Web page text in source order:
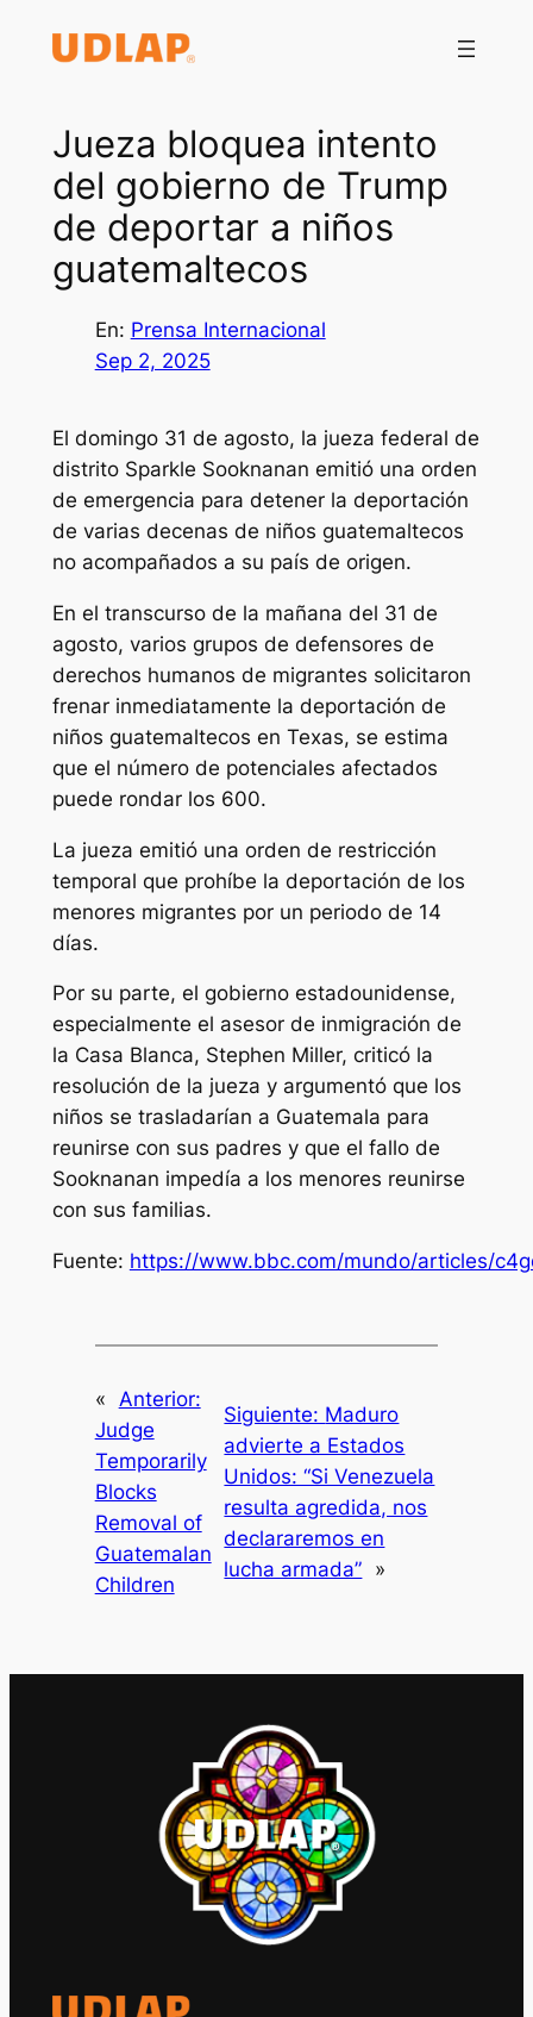
Jueza bloquea intento
del gobierno de Trump
de deportar a niños
guatemaltecos
En: Prensa Internacional
Sep 2, 2025
El domingo 31 de agosto, la jueza federal de
distrito Sparkle Sooknanan emitió una orden
de emergencia para detener la deportación
de varias decenas de niños guatemaltecos
no acompañados a su país de origen.
En el transcurso de la mañana del 31 de
agosto, varios grupos de defensores de
derechos humanos de migrantes solicitaron
frenar inmediatamente la deportación de
niños guatemaltecos en Texas, se estima
que el número de potenciales afectados
puede rondar los 600.
La jueza emitió una orden de restricción
temporal que prohíbe la deportación de los
menores migrantes por un periodo de 14
días.
Por su parte, el gobierno estadounidense,
especialmente el asesor de inmigración de
la Casa Blanca, Stephen Miller, criticó la
resolución de la jueza y argumentó que los
niños se trasladarían a Guatemala para
reunirse con sus padres y que el fallo de
Sooknanan impedía a los menores reunirse
con sus familias.
Fuente: https://www.bbc.com/mundo/articles/
« Anterior:
Judge
Temporarily
Blocks
Removal of
Guatemalan
Children
Siguiente: Maduro
advierte a Estados
Unidos: “Si Venezuela
resulta agredida, nos
declararemos en
lucha armada” »